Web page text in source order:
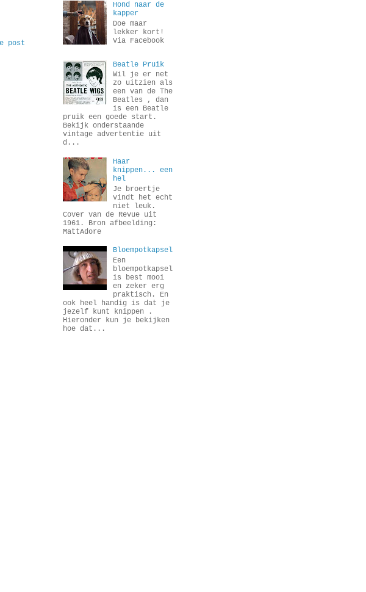
post
Hond naar de
kapper
Doe maar
lekker kort!
Via Facebook
Beatle Pruik
Wil je er net
zo uitzien als
een van de The
Beatles , dan
is een Beatle
pruik een goede start.
Bekijk onderstaande
vintage advertentie uit
d...
Haar
knippen... een
hel
Je broertje
vindt het echt
niet leuk.
Cover van de Revue uit
1961. Bron afbeelding:
MattAdore
Bloempotkapsel
Een
bloempotkapsel
is best mooi
en zeker erg
praktisch. En
ook heel handig is dat je
jezelf kunt knippen .
Hieronder kun je bekijken
hoe dat...